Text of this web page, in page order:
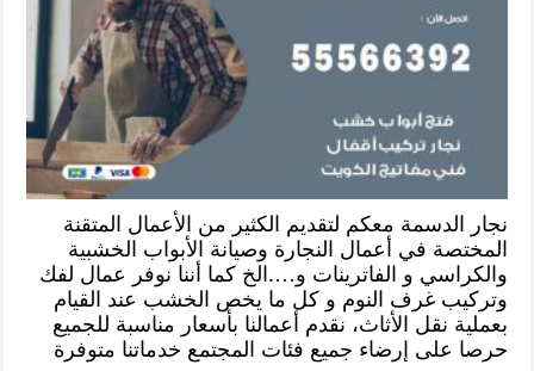
نجار الدسمة معكم لتقديم الكثير من الأعمال المتقنة
المختصة في أعمال النجارة وصيانة الأبواب الخشبية
والكراسي و الفاترينات و….الخ كما أننا نوفر عمال لفك
وتركيب غرف النوم و كل ما يخص الخشب عند القيام
بعملية نقل الأثاث، نقدم أعمالنا بأسعار مناسبة للجميع
حرصا على إرضاء جميع فئات المجتمع خدماتنا متوفرة